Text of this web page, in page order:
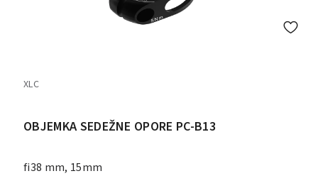
XLC
OBJEMKA SEDEŽNE OPORE PC-B13
fi38 mm, 15mm